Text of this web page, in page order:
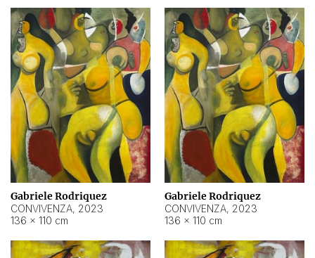
Gabriele Rodriquez
CONVIVENZA, 2023
136 × 110 cm
Gabriele Rodriquez
CONVIVENZA, 2023
136 × 110 cm